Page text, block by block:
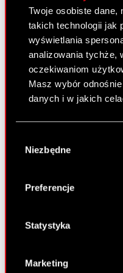
Twoje osobiste dane,
takich technologii jak
wyświetlania
analizowania tychże,
oczekiwaniom
Masz wybór
danych i w jakich
Gromadzić
lokalizacji
Identyfikować
analizując
palca)
osobiste dane są
preferencje w
zgody
Niezbędne
Preferencje
Statystyka
Marketing
Raport
5% głosów
czerwca
Raport bieżący
PDF Odwołanie
30 czerwca 2008